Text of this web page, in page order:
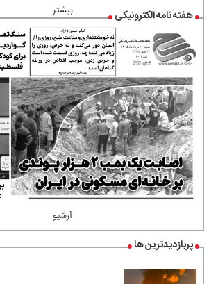
بیشتر هفته نامه الکترونیکی
آرشیو
پربازدیدترین ها